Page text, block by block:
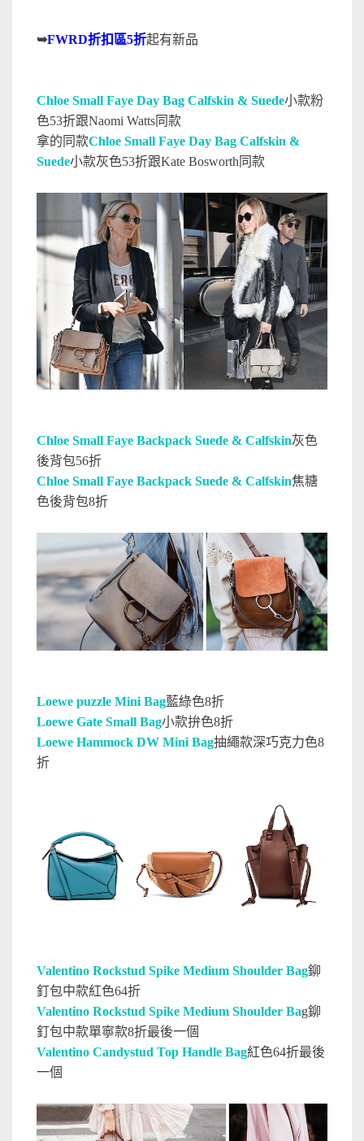
➥FWRD折扣區5折起有新品
Chloe Small Faye Day Bag Calfskin & Suede小款粉
色53折跟Naomi Watts同款
拿的同款Chloe Small Faye Day Bag Calfskin &
Suede小款灰色53折跟Kate Bosworth同款
Chloe Small Faye Backpack Suede & Calfskin灰色
後背包56折
Chloe Small Faye Backpack Suede & Calfskin焦糖
色後背包8折
Loewe puzzle Mini Bag藍綠色8折
Loewe Gate Small Bag小款拚色8折
Loewe Hammock DW Mini Bag抽繩款深巧克力色8
折
Valentino Rockstud Spike Medium Shoulder Bag鉚
釘包中款紅色64折
Valentino Rockstud Spike Medium Shoulder Bag鉚
釘包中款單寧款8折最後一個
Valentino Candystud Top Handle Bag紅色64折最後
一個